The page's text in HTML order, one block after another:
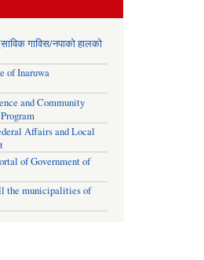
गाविस/नपाको हालको
of Inaruwa
and Community
Affairs and Local
of Government of
the municipalities of